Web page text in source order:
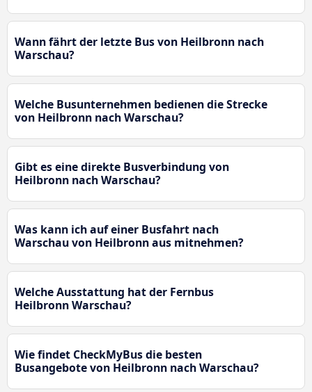
Wann fährt der letzte Bus von Heilbronn nach
Warschau?
Welche Busunternehmen bedienen die Strecke
von Heilbronn nach Warschau?
Gibt es eine direkte Busverbindung von
Heilbronn nach Warschau?
Was kann ich auf einer Busfahrt nach
Warschau von Heilbronn aus mitnehmen?
Welche Ausstattung hat der Fernbus
Heilbronn Warschau?
Wie findet CheckMyBus die besten
Busangebote von Heilbronn nach Warschau?